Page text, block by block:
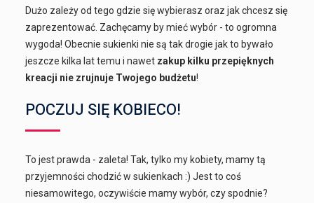
Dużo zależy od tego gdzie się wybierasz oraz jak chcesz się
zaprezentować. Zachęcamy by mieć wybór - to ogromna
wygoda! Obecnie sukienki nie są tak drogie jak to bywało
jeszcze kilka lat temu i nawet zakup kilku przepięknych
kreacji nie zrujnuje Twojego budżetu!
POCZUJ SIĘ KOBIECO!
To jest prawda - zaleta! Tak, tylko my kobiety, mamy tą
przyjemności chodzić w sukienkach :) Jest to coś
niesamowitego, oczywiście mamy wybór, czy spodnie?